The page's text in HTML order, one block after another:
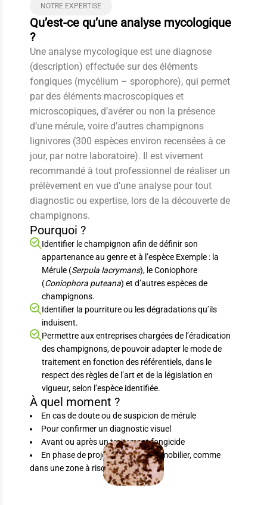
NOTRE EXPERTISE
Qu’est-ce qu’une analyse mycologique
?
Une analyse mycologique est une diagnose
(description) effectuée sur des éléments
fongiques (mycélium – sporophore), qui permet
par des éléments macroscopiques et
microscopiques, d’avérer ou non la présence
d’une mérule, voire d’autres champignons
lignivores (300 espèces environ recensées à ce
jour, par notre laboratoire). Il est vivement
recommandé à tout professionnel de réaliser un
prélèvement en vue d’une analyse pour tout
diagnostic ou expertise, lors de la découverte de
champignons.
Pourquoi ?
Identifier le champignon afin de définir son
appartenance au genre et à l’espèce Exemple : la
Mérule (Serpula lacrymans), le Coniophore
(Coniophora puteana) et d’autres espèces de
champignons.
Identifier la pourriture ou les dégradations qu’ils
induisent.
Permettre aux entreprises chargées de l’éradication
des champignons, de pouvoir adapter le mode de
traitement en fonction des référentiels, dans le
respect des règles de l’art et de la législation en
vigueur, selon l’espèce identifiée.
À quel moment ?
En cas de doute ou de suspicion de mérule
Pour confirmer un diagnostic visuel
Avant ou après un traitement fongicide
En phase de projet ou d’achat immobilier, comme
dans une zone à risque